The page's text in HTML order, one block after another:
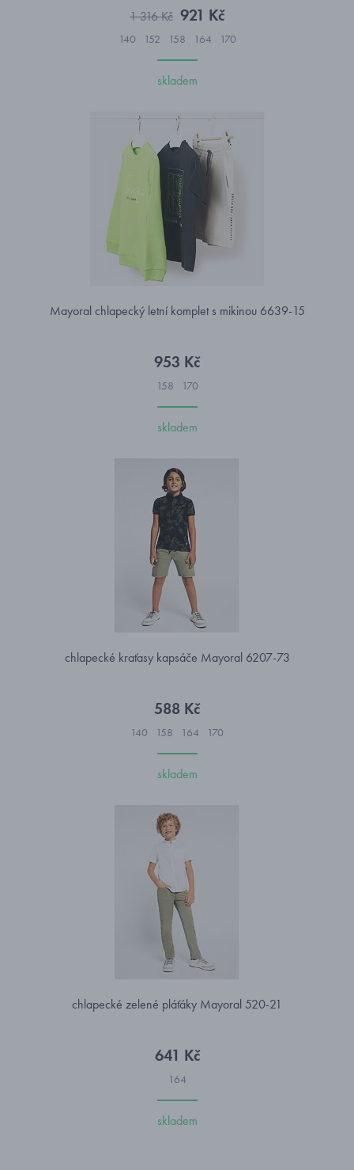
1 316 Kč 921 Kč
140 152 158 164 170
skladem
Mayoral chlapecký letní komplet s mikinou 6639-15
953 Kč
158 170
skladem
chlapecké kraťasy kapsáče Mayoral 6207-73
588 Kč
140 158 164 170
skladem
chlapecké zelené pláťáky Mayoral 520-21
641 Kč
164
skladem